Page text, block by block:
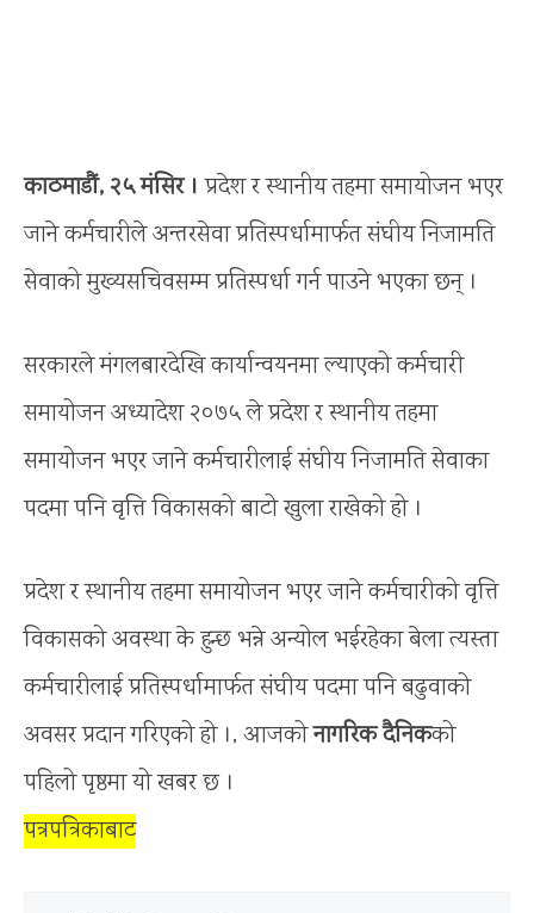
काठमाडौं, २५ मंसिर । प्रदेश र स्थानीय तहमा समायोजन भएर
जाने कर्मचारीले अन्तरसेवा प्रतिस्पर्धामार्फत संघीय निजामति
सेवाको मुख्यसचिवसम्म प्रतिस्पर्धा गर्न पाउने भएका छन् ।
सरकारले मंगलबारदेखि कार्यान्वयनमा ल्याएको कर्मचारी
समायोजन अध्यादेश २०७५ ले प्रदेश र स्थानीय तहमा
समायोजन भएर जाने कर्मचारीलाई संघीय निजामति सेवाका
पदमा पनि वृत्ति विकासको बाटो खुला राखेको हो ।
प्रदेश र स्थानीय तहमा समायोजन भएर जाने कर्मचारीको वृत्ति
विकासको अवस्था के हुन्छ भन्ने अन्योल भईरहेका बेला त्यस्ता
कर्मचारीलाई प्रतिस्पर्धामार्फत संघीय पदमा पनि बढुवाको
अवसर प्रदान गरिएको हो ।, आजकोनागरिक दैनिकको
पहिलो पृष्ठमा यो खबर छ ।
पत्रपत्रिकाबाट